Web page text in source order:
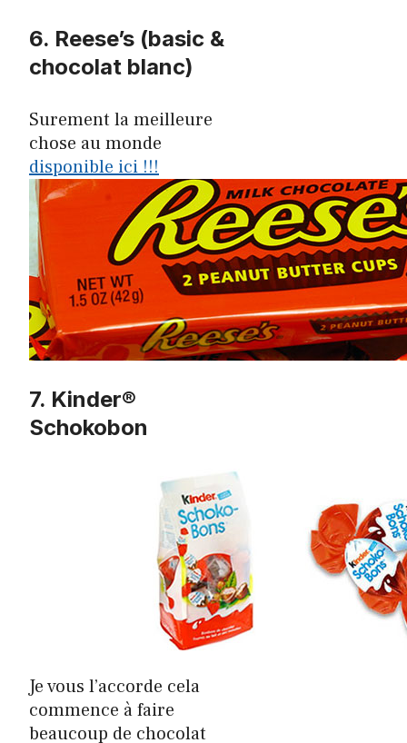
6. Reese’s (basic &
chocolat blanc)
Surement la meilleure
chose au monde
disponible ici !!!
7. Kinder®
Schokobon
Je vous l’accorde cela
commence à faire
beaucoup de chocolat